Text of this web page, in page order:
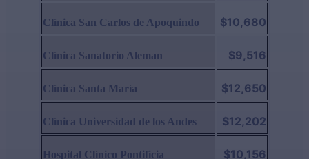
Clínica San Carlos de Apoquindo $10,680
Clínica Sanatorio Aleman $9,516
Clínica Santa María $12,650
Clínica Universidad de los Andes $12,202
Hospital Clínico Pontificia $10,156